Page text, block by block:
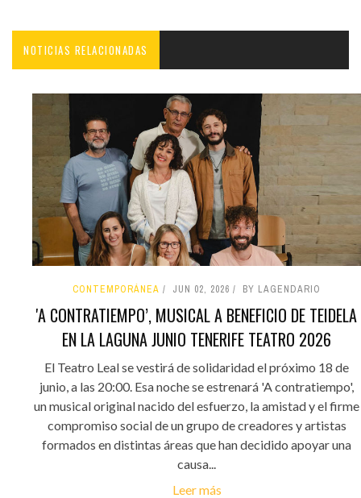
NOTICIAS RELACIONADAS
CONTEMPORÁNEA JUN 02, 2026 BY LAGENDARIO
'A CONTRATIEMPO’, MUSICAL A BENEFICIO DE TEIDELA
EN LA LAGUNA JUNIO TENERIFE TEATRO 2026
El Teatro Leal se vestirá de solidaridad el próximo 18 de
junio, a las 20:00. Esa noche se estrenará 'A contratiempo',
un musical original nacido del esfuerzo, la amistad y el firme
compromiso social de un grupo de creadores y artistas
formados en distintas áreas que han decidido apoyar una
causa...
Leer más